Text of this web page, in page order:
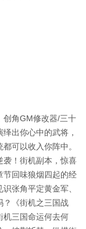
创角GM修改器/三十
出你心中的武将，
可以收入你阵中。
袭！街机副本，惊喜
节回味狼烟四起的经
张角平定黄金军、
？《街机之三国战
机三国命运何去何